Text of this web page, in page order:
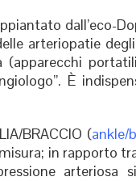
dall’eco-
arteriopatie
(apparecchi
È
BRACCIO (ankle/
in rapporto
arteriosa